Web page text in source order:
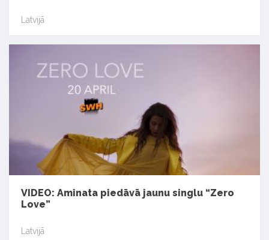
Latvijā
VIDEO: Aminata piedāvā jaunu singlu “Zero
Love”
Latvijā